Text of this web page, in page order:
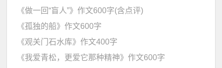
《做一回“盲人”》作文600字(含点评)
《孤独的船》作文600字
《观关门石水库》作文400字
《我爱青松，更爱它那种精神》作文600字